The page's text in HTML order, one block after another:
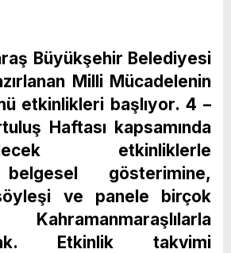
Büyükşehir Belediyesi
Milli Mücadelenin
etkinlikleri başlıyor. 4 –
Haftası kapsamında
etkinliklerle
gösterimine,
ve panele birçok
Etkinlik takvimi